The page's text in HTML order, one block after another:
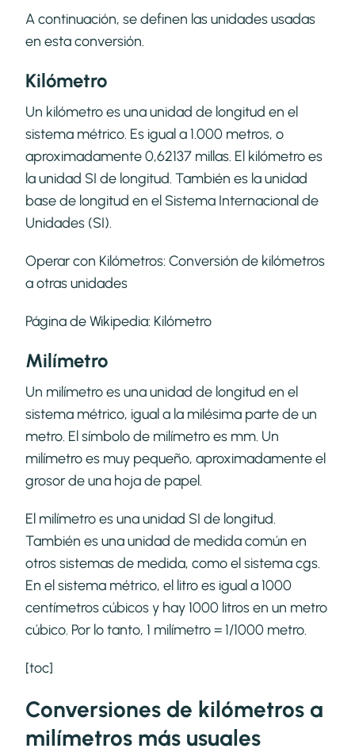
A continuación, se definen las unidades usadas
en esta conversión.
Kilómetro
Un kilómetro es una unidad de longitud en el
sistema métrico. Es igual a 1.000 metros, o
aproximadamente 0,62137 millas. El kilómetro es
la unidad SI de longitud. También es la unidad
base de longitud en el Sistema Internacional de
Unidades (SI).
Operar con Kilómetros: Conversión de kilómetros
a otras unidades
Página de Wikipedia: Kilómetro
Milímetro
Un milímetro es una unidad de longitud en el
sistema métrico, igual a la milésima parte de un
metro. El símbolo de milímetro es mm. Un
milímetro es muy pequeño, aproximadamente el
grosor de una hoja de papel.
El milímetro es una unidad SI de longitud.
También es una unidad de medida común en
otros sistemas de medida, como el sistema cgs.
En el sistema métrico, el litro es igual a 1000
centímetros cúbicos y hay 1000 litros en un metro
cúbico. Por lo tanto, 1 milímetro = 1/1000 metro.
[toc]
Conversiones de kilómetros a
milímetros más usuales